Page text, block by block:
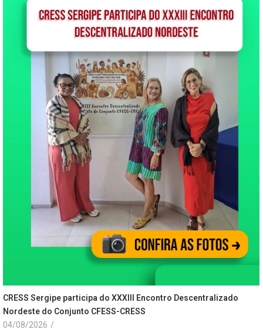
CRESS Sergipe participa do XXXIII Encontro Descentralizado
Nordeste do Conjunto CFESS-CRESS
04/08/2026 /